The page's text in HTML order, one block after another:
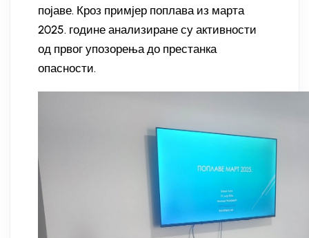
појаве. Кроз примјер поплава из марта
2025. године анализиране су активности
од првог упозорења до престанка
опасности.